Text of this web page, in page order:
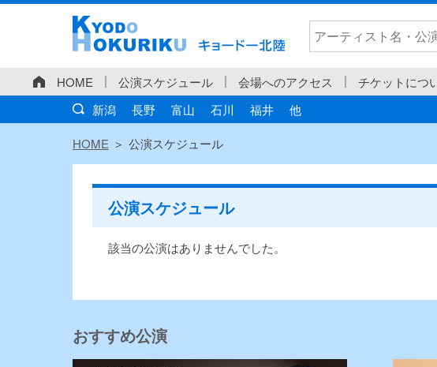
HOME 公演スケジュール 会場へのアクセス チケットにつ
新潟
長野 富山 石川 福井 他
HOME 公演スケジュール
公演スケジュール
該当の公演はありませんでした。
おすすめ公演